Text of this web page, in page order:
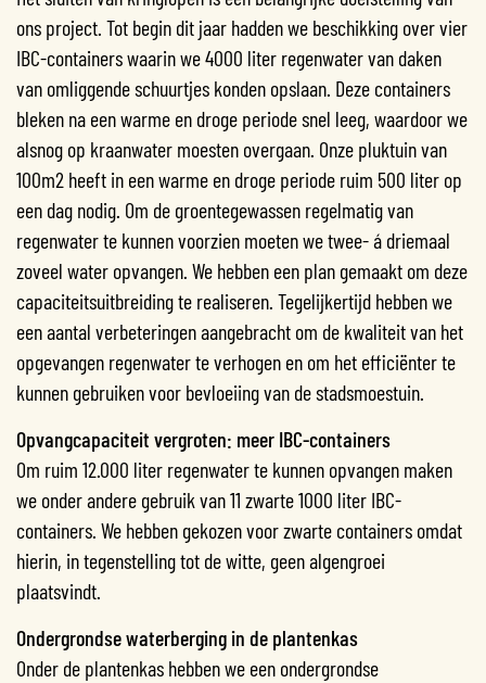
ons project. Tot begin dit jaar hadden we beschikking over vier
IBC-containers waarin we 4000 liter regenwater van daken
van omliggende schuurtjes konden opslaan. Deze containers
bleken na een warme en droge periode snel leeg, waardoor we
alsnog op kraanwater moesten overgaan. Onze pluktuin van
100m2 heeft in een warme en droge periode ruim 500 liter op
een dag nodig. Om de groentegewassen regelmatig van
regenwater te kunnen voorzien moeten we twee- á driemaal
zoveel water opvangen. We hebben een plan gemaakt om deze
capaciteitsuitbreiding te realiseren. Tegelijkertijd hebben we
een aantal verbeteringen aangebracht om de kwaliteit van het
opgevangen regenwater te verhogen en om het efficiënter te
kunnen gebruiken voor bevloeiing van de stadsmoestuin.
Opvangcapaciteit vergroten: meer IBC-containers
Om ruim 12.000 liter regenwater te kunnen opvangen maken
we onder andere gebruik van 11 zwarte 1000 liter IBC-
containers. We hebben gekozen voor zwarte containers omdat
hierin, in tegenstelling tot de witte, geen algengroei
plaatsvindt.
Ondergrondse waterberging in de plantenkas
Onder de plantenkas hebben we een ondergrondse